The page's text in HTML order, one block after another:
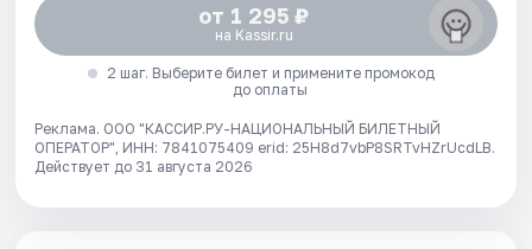
от 1 295 ₽
на Kassir.ru
2 шаг. Выберите билет и примените промокод
до оплаты
Реклама. ООО "КАССИР.РУ-НАЦИОНАЛЬНЫЙ БИЛЕТНЫЙ
ОПЕРАТОР", ИНН: 7841075409 erid: 25H8d7vbP8SRTvHZrUcdLB.
Действует до 31 августа 2026